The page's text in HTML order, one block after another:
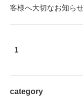
客様へ大切なお知ら
1
category